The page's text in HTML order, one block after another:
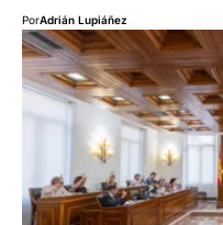
PorAdrián Lupiáñez